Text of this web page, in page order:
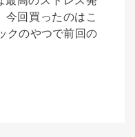
回買ったのはこ
クのやつで前回の